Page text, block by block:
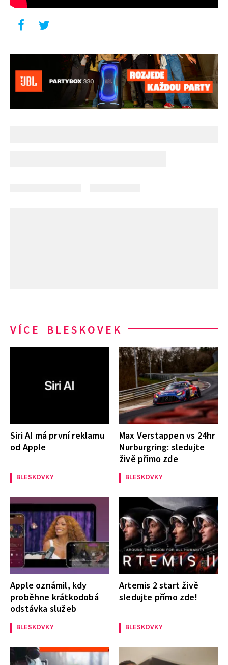
VÍCE BLESKOVEK
Siri AI má první reklamu
od Apple
BLESKOVKY
Max Verstappen vs 24hr
Nurburgring: sledujte
živě přímo zde
BLESKOVKY
Apple oznámil, kdy
proběhne krátkodobá
odstávka služeb
BLESKOVKY
Artemis 2 start živě
sledujte přímo zde!
BLESKOVKY